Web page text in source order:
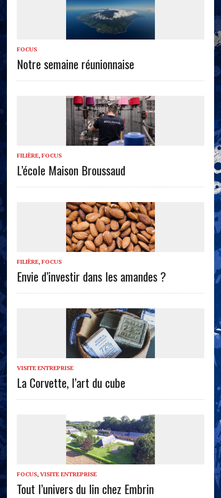
FOCUS
Notre semaine réunionnaise
FILIÈRE, FOCUS
L’école Maison Broussaud
FILIÈRE, FOCUS
Envie d’investir dans les amandes ?
VISITE ENTREPRISE
La Corvette, l’art du cube
FOCUS, VISITE ENTREPRISE
Tout l’univers du lin chez Embrin